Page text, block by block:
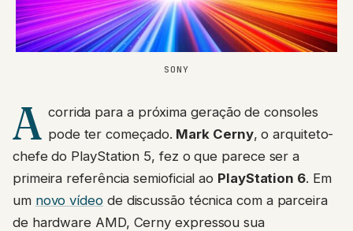
SONY
A corrida para a próxima geração de consoles
pode ter começado. Mark Cerny, o arquiteto-
chefe do PlayStation 5, fez o que parece ser a
primeira referência semioficial ao PlayStation 6. Em
um novo vídeode discussão técnica com a parceira
de hardware AMD, Cerny expressou sua